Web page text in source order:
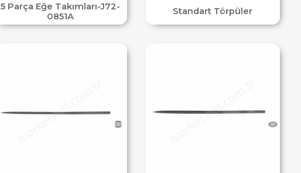
5 Parça Eğe Takımları-J72-
0851A
Standart Törpüler